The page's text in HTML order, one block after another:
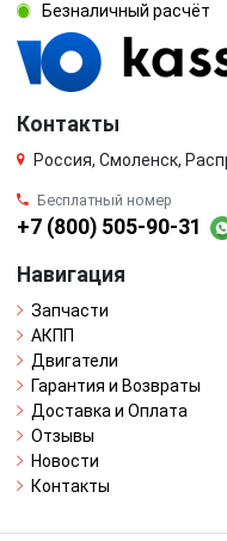
Безналичный расчёт
Контакты
Россия, Смоленск,
Бесплатный номер
+7 (800) 505-90-31
Навигация
Запчасти
АКПП
Двигатели
Гарантия и Возвраты
Доставка и Оплата
Отзывы
Новости
Контакты